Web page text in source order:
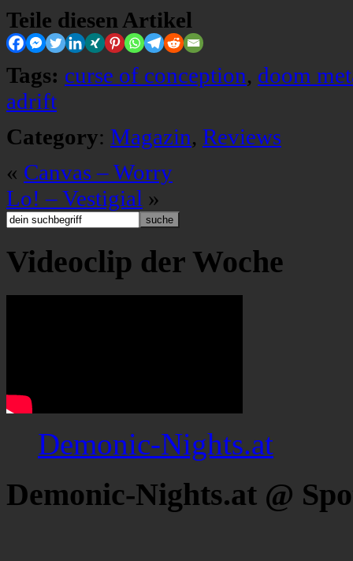
Teile diesen Artikel
Tags: curse of conception, doom
adrift
Category: Magazin, Reviews
« Canvas – Worry
Lo! – Vestigial »
Videoclip der Woche
Demonic-Nights.at
Demonic-Nights.at @